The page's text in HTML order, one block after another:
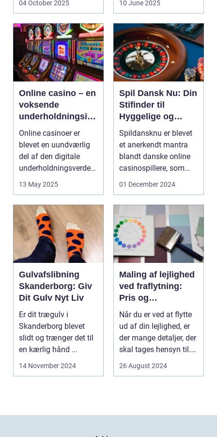
04 October 2025 10 June 2025
Online casino – en
voksende
underholdningsind
ustri
Online casinoer er
blevet en uundværlig
del af den digitale
underholdningsverden.
Med den stad...
13 May 2025
Spil Dansk Nu: Din
Stifinder til
Hyggelige og
Underholdende
Online Casinoer
Spildansknu er blevet
et anerkendt mantra
blandt danske online
casinospillere, som
søger unde...
01 December 2024
Gulvafslibning
Skanderborg: Giv
Dit Gulv Nyt Liv
Er dit trægulv i
Skanderborg blevet
slidt og trænger det til
en kærlig hånd ...
14 November 2024
Maling af lejlighed
ved fraflytning:
Pris og
overvejelser
Når du er ved at flytte
ud af din lejlighed, er
der mange detaljer, der
skal tages hensyn til.
En af...
26 August 2024